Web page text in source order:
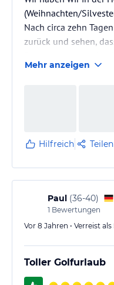
(Weihnachten/
Nach circa zehn
zurück und sehen,
nun unsere Aussicht.
Mehr anzeigen
Hilfreich Teilen
Paul (36-40)
1 Bewertungen
Vor 8 Jahren • Verreist
Toller Golfurlaub